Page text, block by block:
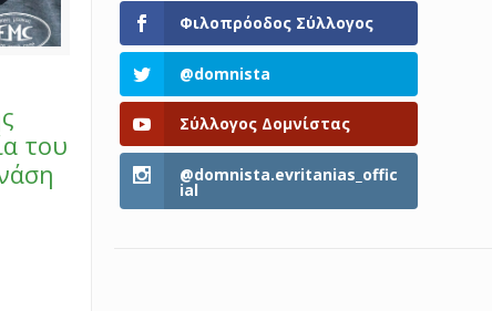
του
Φιλοπρόοδος Σύλλογος
@domnista
Σύλλογος Δομνίστας
@domnista.evritanias_offic
ial